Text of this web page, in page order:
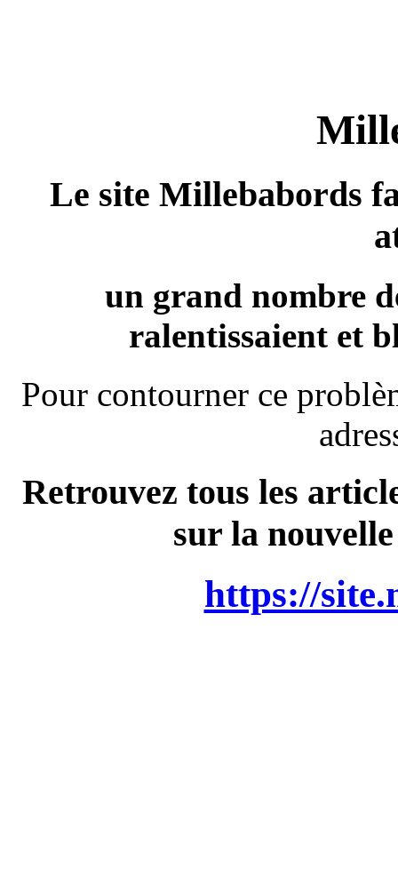
Le site Millebabords
un grand nombre
ralentissaient et
Pour contourner ce
Retrouvez tous les
sur la
https://